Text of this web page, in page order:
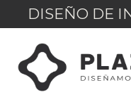
DISEÑO DE